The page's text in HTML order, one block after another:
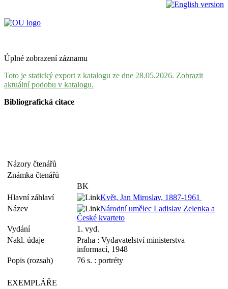
Úplné zobrazení záznamu
Toto je statický export z katalogu ze dne 28.05.2026. Zobrazit
aktuální podobu v katalogu.
Bibliografická citace
Názory čtenářů
Známka čtenářů
BK
Hlavní záhlaví
Květ, Jan Miroslav, 1887-1961
Název
Národní umělec Ladislav Zelenka a
České kvarteto
Vydání
1. vyd.
Nakl. údaje
Praha : Vydavatelství ministerstva
informací, 1948
Popis (rozsah)
76 s. : portréty
EXEMPLÁŘE